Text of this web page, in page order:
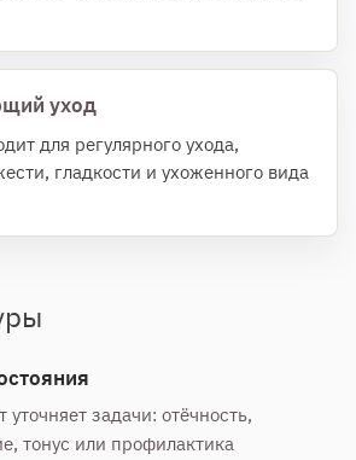
уход
для регулярного ухода,
гладкости и ухоженного вида
уточняет задачи: отёчность,
тонус или профилактика